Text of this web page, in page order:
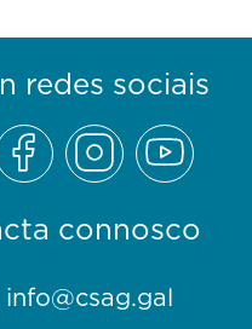
connosco
info@csag.gal
redes sociais